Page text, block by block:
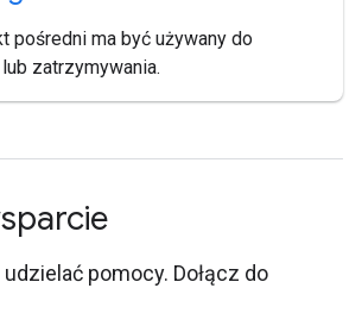
pośredni ma być używany do
zatrzymywania.
pomocy. Dołącz do